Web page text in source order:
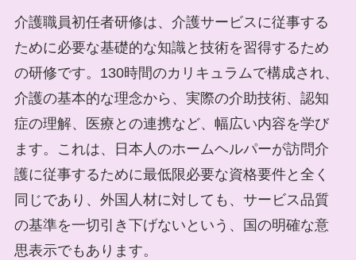
介護職員初任者研修は、介護サービスに従事する
ために必要な基礎的な知識と技術を習得するため
の研修です。130時間のカリキュラムで構成され、
介護の基本的な理念から、実際の介助技術、認知
症の理解、医療との連携など、幅広い内容を学び
ます。これは、日本人のホームヘルパーが訪問介
護に従事するために最低限必要な資格要件と全く
同じであり、外国人材に対しても、サービス品質
の基準を一切引き下げないという、国の明確な意
思表示でもあります。